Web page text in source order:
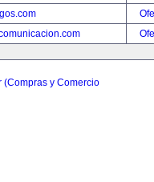
(Compras y Comercio